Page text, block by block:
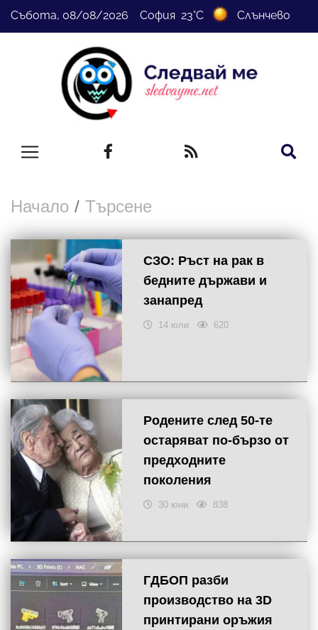
Събота, 08/08/2026 София 23°C Слънчево
Начало Търсене
СЗО: Ръст на рак в
бедните държави и
занапред
14 юли 620
Родените след 50-те
остаряват по-бързо от
предходните
поколения
30 юни 838
ГДБОП разби
производство на 3D
принтирани оръжия